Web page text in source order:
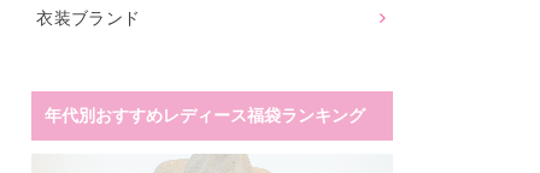
衣装ブランド
年代別おすすめレディース福袋ランキング